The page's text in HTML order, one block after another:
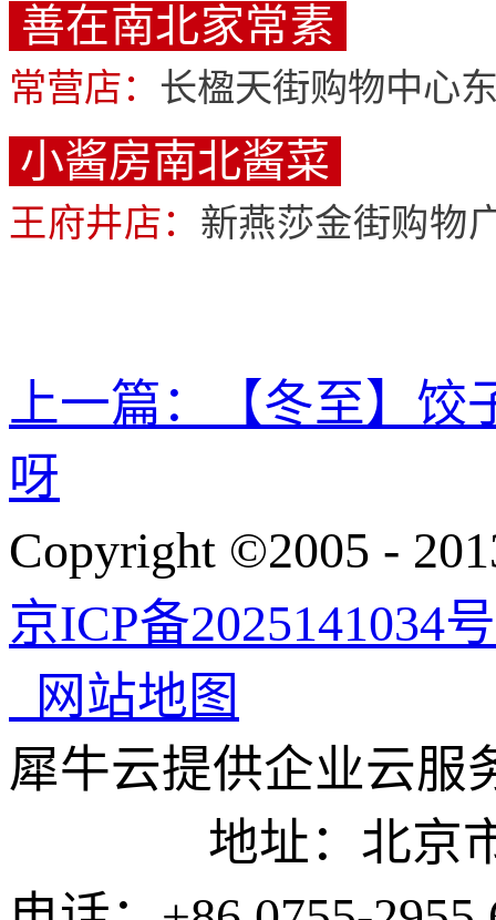
善在南北家常素
常营店： 长楹天街购物中心
小酱房南北酱菜
王府井店： 新燕莎金街购物
上一篇：
【冬至】饺
呀
Copyright ©2005 -
京ICP备2025141034
网站地图
犀牛云提供企业云服
地址：北京市东